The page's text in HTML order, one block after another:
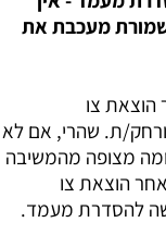
מעכבת את
צו
ת. שהרי, אם לא
מצופה מהמשיבה
הוצאת צו
להסדרת מעמד.